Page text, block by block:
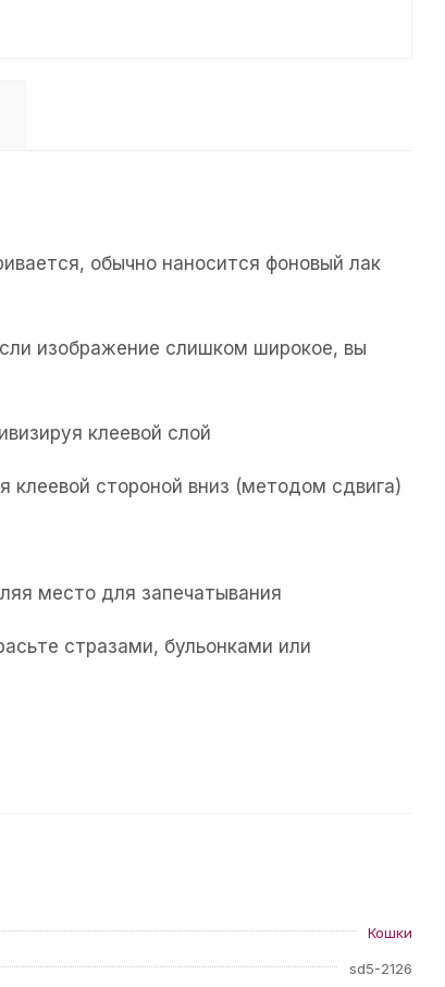
обычно наносится фоновый лак
изображение слишком широкое, вы
клеевой слой
клеевой стороной вниз (методом сдвига)
место для запечатывания
стразами, бульонками или
Кошки
sd5-2126